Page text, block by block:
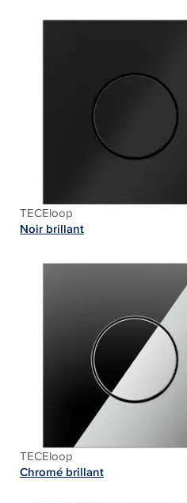
TECEloop
Noir brillant
TECEloop
Chromé brillant